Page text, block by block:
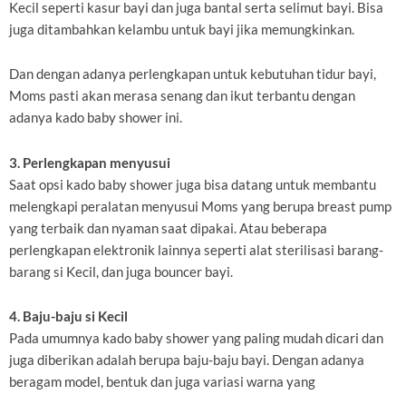
Kecil seperti kasur bayi dan juga bantal serta selimut bayi. Bisa
juga ditambahkan kelambu untuk bayi jika memungkinkan.
Dan dengan adanya perlengkapan untuk kebutuhan tidur bayi,
Moms pasti akan merasa senang dan ikut terbantu dengan
adanya kado baby shower ini.
3. Perlengkapan menyusui
Saat opsi kado baby shower juga bisa datang untuk membantu
melengkapi peralatan menyusui Moms yang berupa breast pump
yang terbaik dan nyaman saat dipakai. Atau beberapa
perlengkapan elektronik lainnya seperti alat sterilisasi barang-
barang si Kecil, dan juga bouncer bayi.
4. Baju-baju si Kecil
Pada umumnya kado baby shower yang paling mudah dicari dan
juga diberikan adalah berupa baju-baju bayi. Dengan adanya
beragam model, bentuk dan juga variasi warna yang